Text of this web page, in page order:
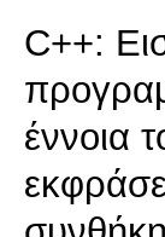
C++:
έννοια